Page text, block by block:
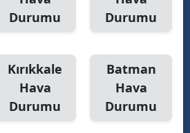
Durumu
Durumu
Kırıkkale
Hava
Durumu
Batman
Hava
Durumu